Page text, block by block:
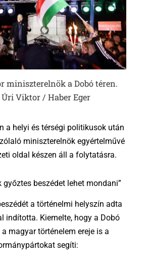
miniszterelnök a Dobó téren.
Úri Viktor / Haber Eger
a helyi és térségi politikusok után
miniszterelnök egyértelművé
oldal készen áll a folytatásra.
győztes beszédet lehet mondani”
a történelmi helyszín adta
indította. Kiemelte, hogy a Dobó
magyar történelem ereje is a
segíti: